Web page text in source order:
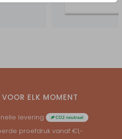
ELK MOMENT
levering
proefdruk vanaf €1,-